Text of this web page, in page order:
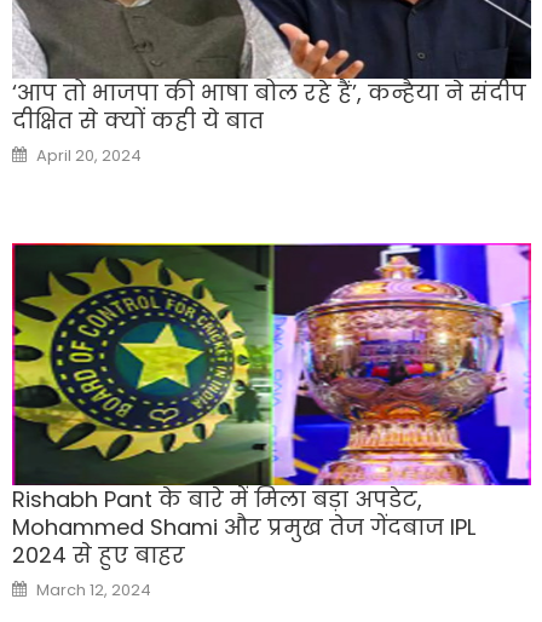
‘आप तो भाजपा की भाषा बोल रहे हैं’, कन्हैया ने संदीप
दीक्षित से क्यों कही ये बात
Posted
on
April 20, 2024
Rishabh Pant के बारे में मिला बड़ा अपडेट,
Mohammed Shami और प्रमुख तेज गेंदबाज IPL
2024 से हुए बाहर
Posted
on
March 12, 2024